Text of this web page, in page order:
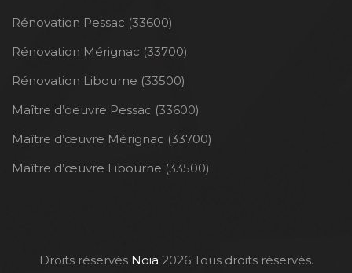
Rénovation Pessac (33600)
Rénovation Mérignac (33700)
Rénovation Libourne (33500)
Maître d’oeuvre Pessac (33600)
Maître d’œuvre Mérignac (33700)
Maître d’œuvre Libourne (33500)
Droits réservés Noia 2026 Tous droits réservés.